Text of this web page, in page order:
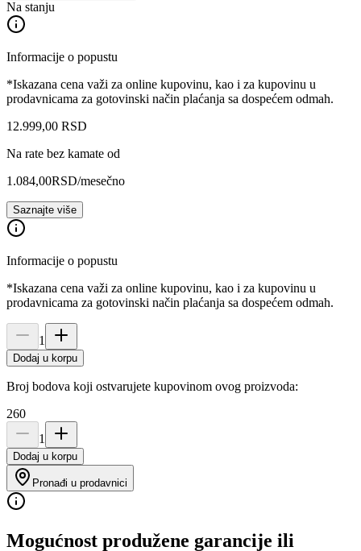
Na stanju
Informacije o popustu
*Iskazana cena važi za online kupovinu, kao i za kupovinu u
prodavnicama za gotovinski način plaćanja sa dospećem odmah.
12.999,00 RSD
Na rate bez kamate od
1.084,00RSD/mesečno
Saznajte više
Informacije o popustu
*Iskazana cena važi za online kupovinu, kao i za kupovinu u
prodavnicama za gotovinski način plaćanja sa dospećem odmah.
1
Dodaj u korpu
Broj bodova koji ostvarujete kupovinom ovog proizvoda:
260
1
Dodaj u korpu
Pronađi u prodavnici
Mogućnost produžene garancije ili